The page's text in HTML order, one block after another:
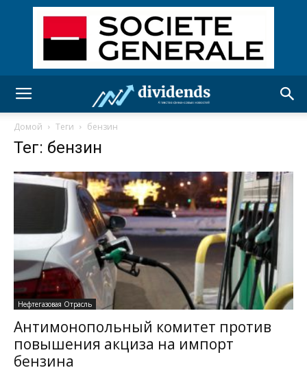
Домой Теги бензин
Тег: бензин
Нефтегазовая Отрасль
Антимонопольный комитет против
повышения акциза на импорт
бензина